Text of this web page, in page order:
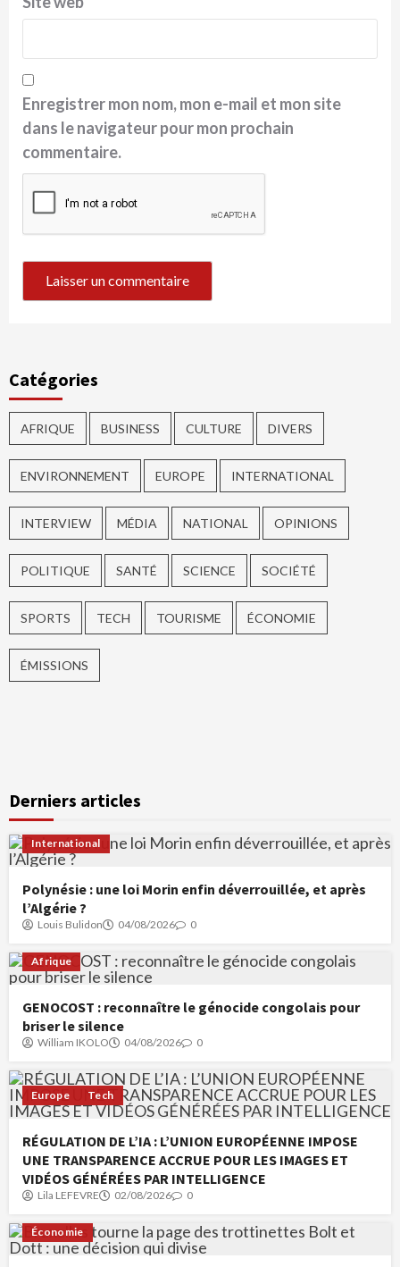
Enregistrer mon nom, mon e-mail et mon site
dans le navigateur pour mon prochain
commentaire.
Catégories
AFRIQUE BUSINESS CULTURE DIVERS
ENVIRONNEMENT EUROPE INTERNATIONAL
INTERVIEW MÉDIA NATIONAL OPINIONS
POLITIQUE SANTÉ SCIENCE SOCIÉTÉ
SPORTS TECH TOURISME ÉCONOMIE
ÉMISSIONS
Derniers articles
International
Polynésie : une loi Morin enfin déverrouillée, et après
l’Algérie ?
Louis Bulidon 04/08/2026 0
Afrique
GENOCOST : reconnaître le génocide congolais pour
briser le silence
William IKOLO 04/08/2026 0
Europe Tech
RÉGULATION DE L’IA : L’UNION EUROPÉENNE IMPOSE
UNE TRANSPARENCE ACCRUE POUR LES IMAGES ET
VIDÉOS GÉNÉRÉES PAR INTELLIGENCE
Lila LEFEVRE 02/08/2026 0
Économie